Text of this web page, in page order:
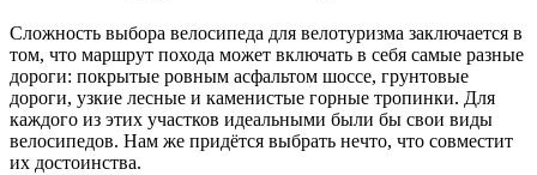
Сложность выбора велосипеда для велотуризма заключается в
том, что маршрут похода может включать в себя самые разные
дороги: покрытые ровным асфальтом шоссе, грунтовые
дороги, узкие лесные и каменистые горные тропинки. Для
каждого из этих участков идеальными были бы свои виды
велосипедов. Нам же придётся выбрать нечто, что совместит
их достоинства.